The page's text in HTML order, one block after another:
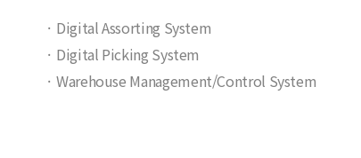
Digital Assorting System
Digital Picking System
Warehouse Management/Control System